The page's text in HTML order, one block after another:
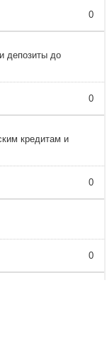
0
депозиты до
0
кредитам и
0
0